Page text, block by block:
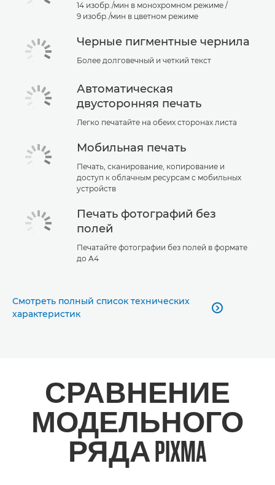
14 изобр./мин в монохромном режиме /
9 изобр./мин в цветном режиме
Черные пигментные чернила
Более долговечный и четкий текст
Автоматическая
двусторонняя печать
Легко печатайте на обеих сторонах листа
Мобильная печать
Печать, сканирование, копирование и
доступ к облачным ресурсам с мобильных
устройств
Печать фотографий без
полей
Печатайте фотографии без полей в формате
до A4
Смотреть полный список технических
характеристик

СРАВНЕНИЕ
МОДЕЛЬНОГО
РЯДА PIXMA